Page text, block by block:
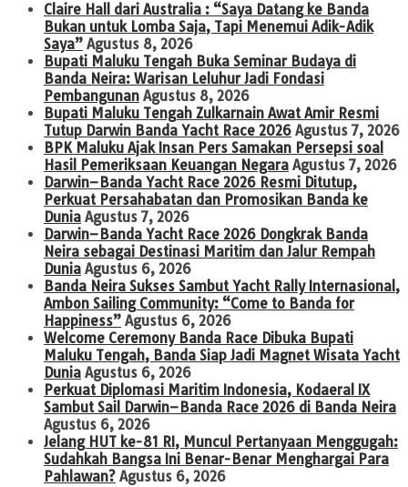
Claire Hall dari Australia : “Saya Datang ke Banda
Bukan untuk Lomba Saja, Tapi Menemui Adik-Adik
Saya” Agustus 8, 2026
Bupati Maluku Tengah Buka Seminar Budaya di
Banda Neira: Warisan Leluhur Jadi Fondasi
Pembangunan Agustus 8, 2026
Bupati Maluku Tengah Zulkarnain Awat Amir Resmi
Tutup Darwin Banda Yacht Race 2026 Agustus 7, 2026
BPK Maluku Ajak Insan Pers Samakan Persepsi soal
Hasil Pemeriksaan Keuangan Negara Agustus 7, 2026
Darwin–Banda Yacht Race 2026 Resmi Ditutup,
Perkuat Persahabatan dan Promosikan Banda ke
Dunia Agustus 7, 2026
Darwin–Banda Yacht Race 2026 Dongkrak Banda
Neira sebagai Destinasi Maritim dan Jalur Rempah
Dunia Agustus 6, 2026
Banda Neira Sukses Sambut Yacht Rally Internasional,
Ambon Sailing Community: “Come to Banda for
Happiness” Agustus 6, 2026
Welcome Ceremony Banda Race Dibuka Bupati
Maluku Tengah, Banda Siap Jadi Magnet Wisata Yacht
Dunia Agustus 6, 2026
Perkuat Diplomasi Maritim Indonesia, Kodaeral IX
Sambut Sail Darwin–Banda Race 2026 di Banda Neira
Agustus 6, 2026
Jelang HUT ke-81 RI, Muncul Pertanyaan Menggugah:
Sudahkah Bangsa Ini Benar-Benar Menghargai Para
Pahlawan? Agustus 6, 2026